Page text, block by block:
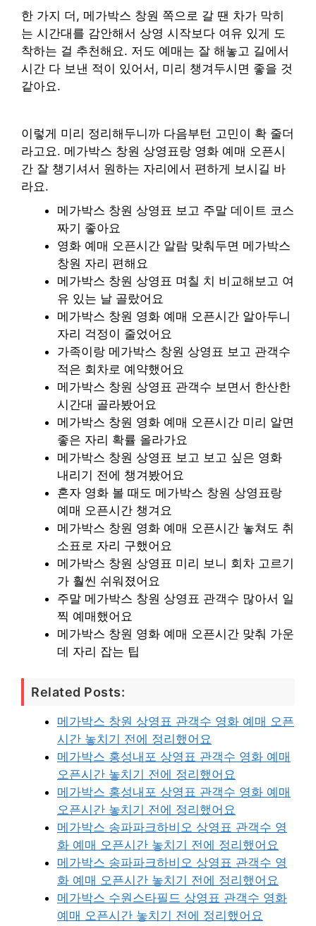
한 가지 더, 메가박스 창원 쪽으로 갈 땐 차가 막히
는 시간대를 감안해서 상영 시작보다 여유 있게 도
착하는 걸 추천해요. 저도 예매는 잘 해놓고 길에서
시간 다 보낸 적이 있어서, 미리 챙겨두시면 좋을 것
같아요.
이렇게 미리 정리해두니까 다음부턴 고민이 확 줄더
라고요. 메가박스 창원 상영표랑 영화 예매 오픈시
간 잘 챙기셔서 원하는 자리에서 편하게 보시길 바
라요.
메가박스 창원 상영표 보고 주말 데이트 코스
짜기 좋아요
영화 예매 오픈시간 알람 맞춰두면 메가박스
창원 자리 편해요
메가박스 창원 상영표 며칠 치 비교해보고 여
유 있는 날 골랐어요
메가박스 창원 영화 예매 오픈시간 알아두니
자리 걱정이 줄었어요
가족이랑 메가박스 창원 상영표 보고 관객수
적은 회차로 예약했어요
메가박스 창원 상영표 관객수 보면서 한산한
시간대 골라봤어요
메가박스 창원 영화 예매 오픈시간 미리 알면
좋은 자리 확률 올라가요
메가박스 창원 상영표 보고 보고 싶은 영화
내리기 전에 챙겨봤어요
혼자 영화 볼 때도 메가박스 창원 상영표랑
예매 오픈시간 챙겨요
메가박스 창원 영화 예매 오픈시간 놓쳐도 취
소표로 자리 구했어요
메가박스 창원 상영표 미리 보니 회차 고르기
가 훨씬 쉬워졌어요
주말 메가박스 창원 상영표 관객수 많아서 일
찍 예매했어요
메가박스 창원 영화 예매 오픈시간 맞춰 가운
데 자리 잡는 팁
Related Posts:
메가박스 창원 상영표 관객수 영화 예매 오픈
시간 놓치기 전에 정리했어요
메가박스 홍성내포 상영표 관객수 영화 예매
오픈시간 놓치기 전에 정리했어요
메가박스 홍성내포 상영표 관객수 영화 예매
오픈시간 놓치기 전에 정리했어요
메가박스 송파파크하비오 상영표 관객수 영
화 예매 오픈시간 놓치기 전에 정리했어요
메가박스 송파파크하비오 상영표 관객수 영
화 예매 오픈시간 놓치기 전에 정리했어요
메가박스 수원스타필드 상영표 관객수 영화
예매 오픈시간 놓치기 전에 정리했어요